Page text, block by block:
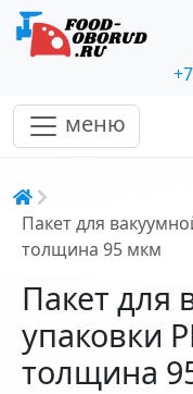
меню
Строка
Пакет для
толщина 95 мкм
Пакет для
упаковки
толщина